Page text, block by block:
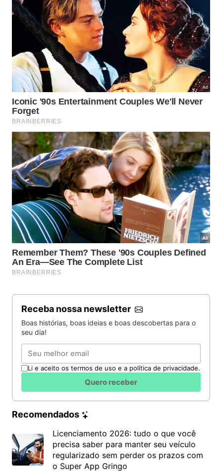
Receba nossa newsletter
Boas histórias, boas ideias e boas descobertas para o
seu dia!
Email
Li e aceito os termos de uso e a política de privacidade.
Quero receber
Recomendados
Licenciamento 2026: tudo o que você
precisa saber para manter seu veículo
regularizado sem perder os prazos com
o Super App Gringo